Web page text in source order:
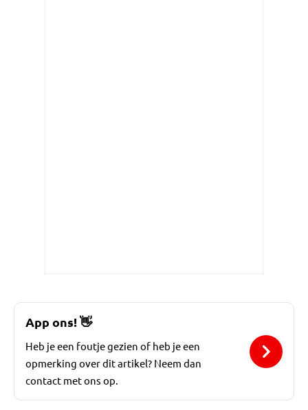
App ons!👋
Heb je een foutje gezien of heb je een
opmerking over dit artikel? Neem dan
contact met ons op.